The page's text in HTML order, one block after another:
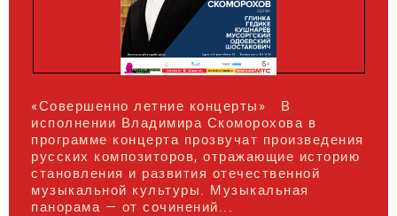
«Совершенно летние концерты» В
исполнении Владимира Скоморохова в
программе концерта прозвучат произведения
русских композиторов, отражающие историю
становления и развития отечественной
музыкальной культуры. Музыкальная
панорама — от сочинений...